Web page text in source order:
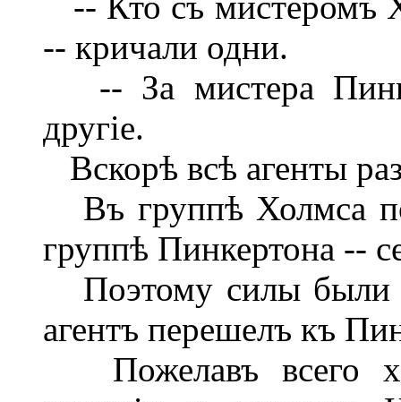
-- кричали одни.
-- За мистера
другіе.
Вскорѣ всѣ агенты
Въ группѣ Холмса
группѣ Пинкертона --
Поэтому силы были
агентъ перешелъ къ
Пожелавъ всего